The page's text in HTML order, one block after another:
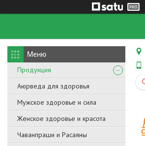
Продукция
Аюрведа для здоровья
Мужское здоровье и сила
Женское здоровье и красота
Чаванпраши и Расаяны